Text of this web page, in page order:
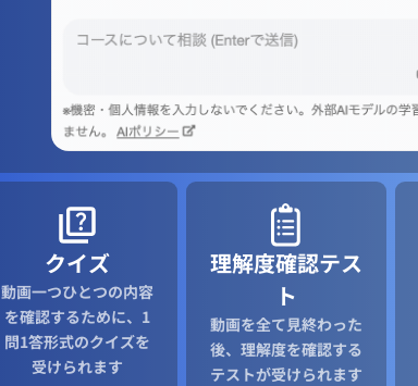
クイズ
動画一つひとつの内容
を確認するために、1
問1答形式のクイズを
受けられます
理解度確認テス
ト
動画を全て見終わった
後、理解度を確認する
テストが受けられます